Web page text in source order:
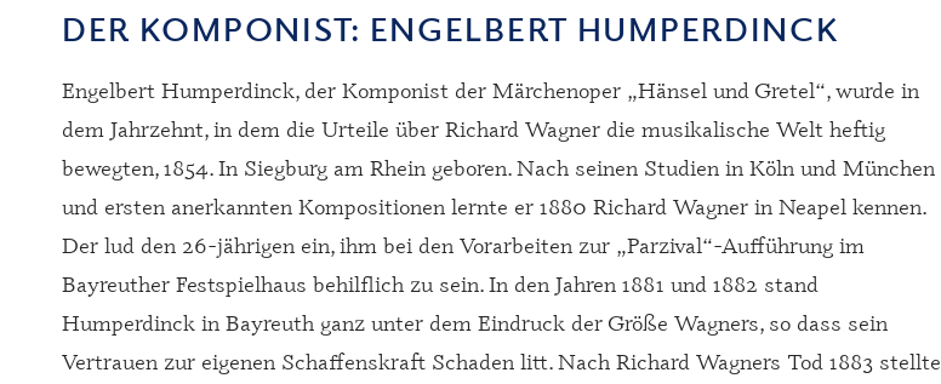
DER KOMPONIST: ENGELBERT HUMPERDINCK
Engelbert Humperdinck, der Komponist der Märchenoper „Hänsel und Gretel“, wurde in
dem Jahrzehnt, in dem die Urteile über Richard Wagner die musikalische Welt heftig
bewegten, 1854. In Siegburg am Rhein geboren. Nach seinen Studien in Köln und München
und ersten anerkannten Kompositionen lernte er 1880 Richard Wagner in Neapel kennen.
Der lud den 26-jährigen ein, ihm bei den Vorarbeiten zur „Parzival“-Aufführung im
Bayreuther Festspielhaus behilflich zu sein. In den Jahren 1881 und 1882 stand
Humperdinck in Bayreuth ganz unter dem Eindruck der Größe Wagners, so dass sein
Vertrauen zur eigenen Schaffenskraft Schaden litt. Nach Richard Wagners Tod 1883 stellte